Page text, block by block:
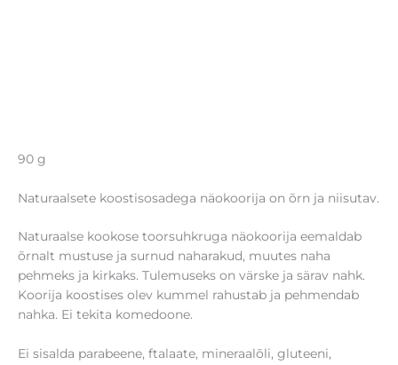
90 g
Naturaalsete koostisosadega näokoorija on õrn ja niisutav.
Naturaalse kookose toorsuhkruga näokoorija eemaldab
õrnalt mustuse ja surnud naharakud, muutes naha
pehmeks ja kirkaks. Tulemuseks on värske ja särav nahk.
Koorija koostises olev kummel rahustab ja pehmendab
nahka. Ei tekita komedoone.
Ei sisalda parabeene, ftalaate, mineraalõli, gluteeni,